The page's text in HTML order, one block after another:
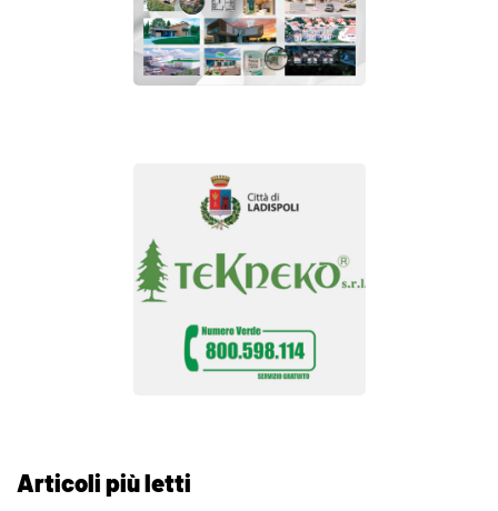
Articoli più letti